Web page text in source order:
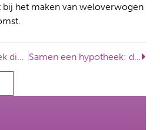
het maken van weloverwogen
Heb jij een hypotheek die (deels) aflosvrij is? Let dan op! Samen een hypotheek: denk ook na over morgen